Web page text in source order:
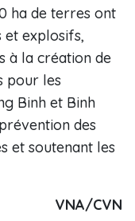
ha de terres ont
et explosifs,
à la création de
pour les
Binh et Binh
des
et soutenant les
VNA/CVN